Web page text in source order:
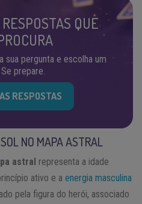
QUE
sua pergunta e escolha um
prepare.
RESPOSTAS
NO MAPA ASTRAL
astral representa a idade
ativo e a energia masculina
pela figura do herói, associado